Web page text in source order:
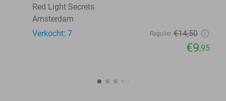
Red Light Secrets
Amsterdam
Verkocht: 7
Regulier €14,50
€9,95